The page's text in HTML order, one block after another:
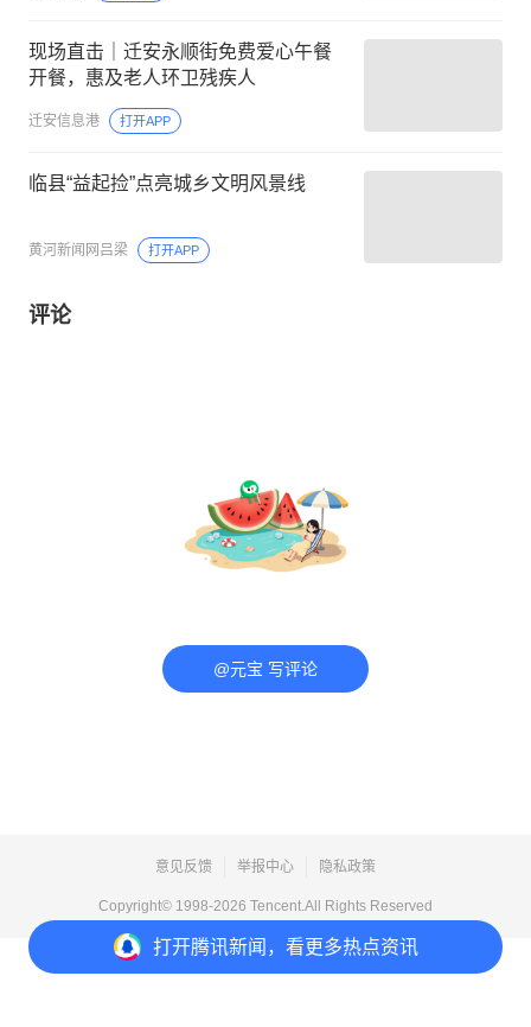
打开腾讯新闻，看更多热点资讯
现场直击｜迁安永顺街免费爱心午餐
开餐，惠及老人环卫残疾人
迁安信息港 打开APP
临县“益起捡”点亮城乡文明风景线
黄河新闻网吕梁 打开APP
评论
@元宝 写评论
意见反馈 举报中心 隐私政策
Copyright© 1998-2026 Tencent.All Rights Reserved